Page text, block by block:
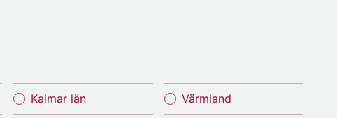
Kalmar län Värmland